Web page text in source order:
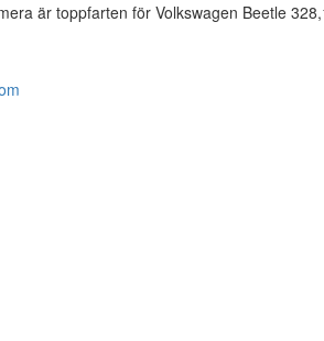
är toppfarten för Volkswagen Beetle